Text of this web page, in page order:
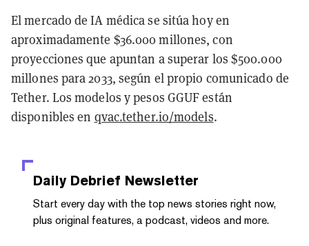
El mercado de IA médica se sitúa hoy en
aproximadamente $36.000 millones, con
proyecciones que apuntan a superar los $500.000
millones para 2033, según el propio comunicado de
Tether. Los modelos y pesos GGUF están
disponibles en qvac.tether.io/models.
Daily Debrief Newsletter
Start every day with the top news stories right now,
plus original features, a podcast, videos and more.